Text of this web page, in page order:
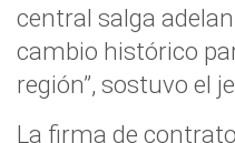
central salga
cambio histórico
región”, sostuvo el
La firma de